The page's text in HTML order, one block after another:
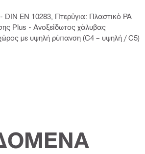
DIN EN 10283, Πτερύγια: Πλαστικό PA
Plus - Ανοξείδωτος χάλυβας
με υψηλή ρύπανση (C4 – υψηλή / C5)